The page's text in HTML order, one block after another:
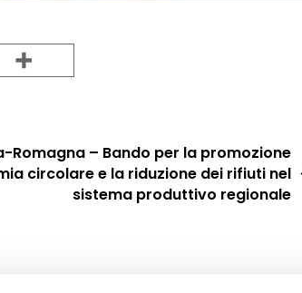
Romagna – Bando per la promozione
circolare e la riduzione dei rifiuti nel
sistema produttivo regionale